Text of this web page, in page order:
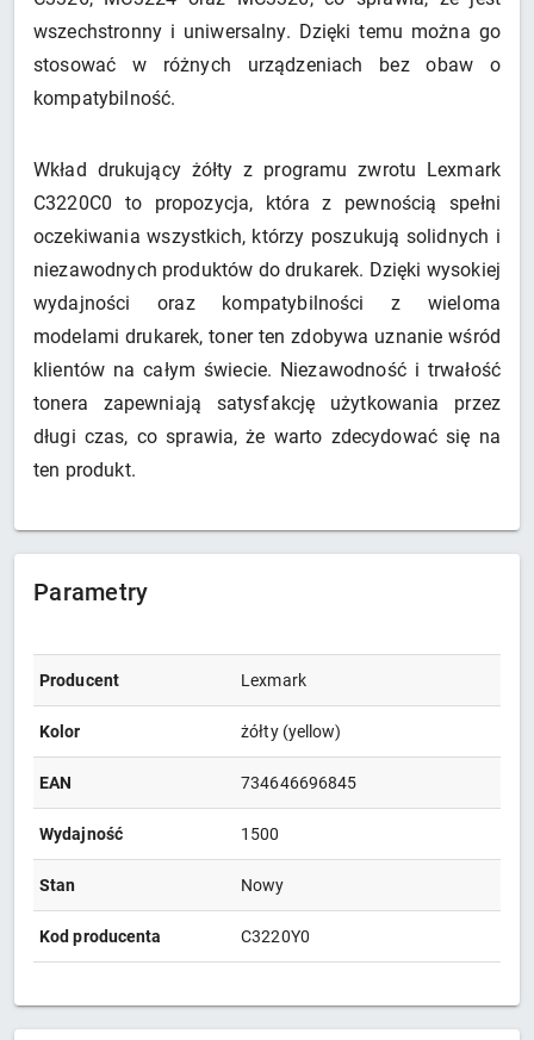
wszechstronny i uniwersalny. Dzięki temu można go
stosować w różnych urządzeniach bez obaw o
kompatybilność.
Wkład drukujący żółty z programu zwrotu Lexmark
C3220C0 to propozycja, która z pewnością spełni
oczekiwania wszystkich, którzy poszukują solidnych i
niezawodnych produktów do drukarek. Dzięki wysokiej
wydajności oraz kompatybilności z wieloma
modelami drukarek, toner ten zdobywa uznanie wśród
klientów na całym świecie. Niezawodność i trwałość
tonera zapewniają satysfakcję użytkowania przez
długi czas, co sprawia, że warto zdecydować się na
ten produkt.
Parametry
Producent Lexmark
Kolor żółty (yellow)
EAN 734646696845
Wydajność 1500
Stan Nowy
Kod producenta C3220Y0